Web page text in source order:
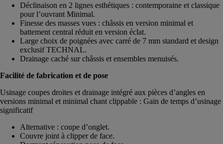
Déclinaison en 2 lignes esthétiques : contemporaine et classique
pour l’ouvrant Minimal.
Finesse des masses vues : châssis en version minimal et
battement central réduit en version éclat.
Large choix de poignées avec carré de 7 mm standard et design
exclusif TECHNAL.
Drainage caché sur châssis et ensembles menuisés.
Facilité de fabrication et de pose
Usinage coupes droites et drainage intégré aux pièces d’angles en
versions minimal et minimal chant clippable : Gain de temps d’usinage
significatif
Alternative : coupe d’onglet.
Couvre joint à clipper de face.